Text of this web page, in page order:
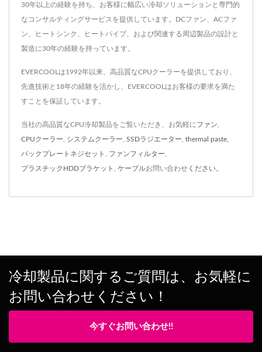
30年以上の経験を持ち、お客様に幅広い冷却ソリューションと専門的
なコンサルティングサービスを提供しています。DCファン、ACファ
ン、ヒートシンク、ヒートパイプ、および関連する周辺製品の設計と
製造に30年の経験を持っています。
EVERCOOLは1992年以来、高品質なCPUクーラーを提供しており、
先進技術と18年の経験を活かし、EVERCOOLはお客様の要求を満た
すことを保証しています。
当社の高品質なCPU冷却製品をご覧いただき、お気軽にファン
CPUクーラー システムクーラー SSDラジエーター thermal paste
バックプレートネジセット ファンフィルター
プラスチックHDDブラケット ケーブルお問い合わせ ください。
冷却製品に関するご質問は、お気軽に
お問い合わせください！
今すぐお問い合わせ!!